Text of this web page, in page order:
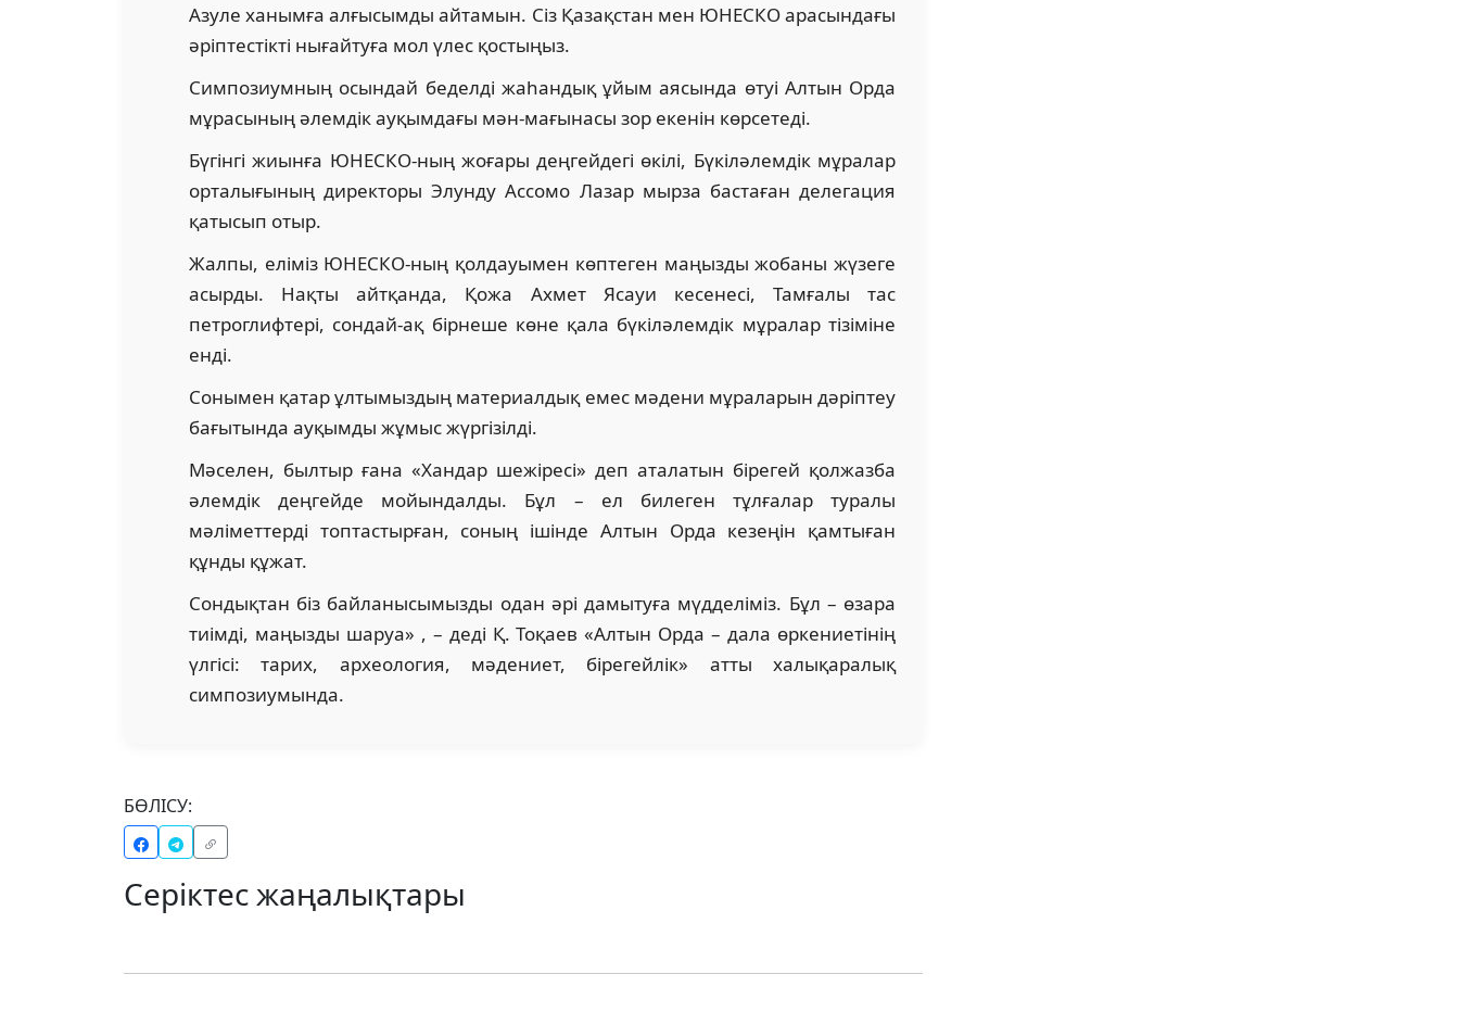
Азуле ханымға алғысымды айтамын. Сіз Қазақстан мен ЮНЕСКО арасындағы
әріптестікті нығайтуға мол үлес қостыңыз.
Симпозиумның осындай беделді жаһандық ұйым аясында өтуі Алтын Орда
мұрасының әлемдік ауқымдағы мән-мағынасы зор екенін көрсетеді.
Бүгінгі жиынға ЮНЕСКО-ның жоғары деңгейдегі өкілі, Бүкіләлемдік мұралар
орталығының директоры Элунду Ассомо Лазар мырза бастаған делегация
қатысып отыр.
Жалпы, еліміз ЮНЕСКО-ның қолдауымен көптеген маңызды жобаны жүзеге
асырды. Нақты айтқанда, Қожа Ахмет Ясауи кесенесі, Тамғалы тас
петроглифтері, сондай-ақ бірнеше көне қала бүкіләлемдік мұралар тізіміне
енді.
Сонымен қатар ұлтымыздың материалдық емес мәдени мұраларын дәріптеу
бағытында ауқымды жұмыс жүргізілді.
Мәселен, былтыр ғана «Хандар шежіресі» деп аталатын бірегей қолжазба
әлемдік деңгейде мойындалды. Бұл – ел билеген тұлғалар туралы
мәліметтерді топтастырған, соның ішінде Алтын Орда кезеңін қамтыған
құнды құжат.
Сондықтан біз байланысымызды одан әрі дамытуға мүдделіміз. Бұл – өзара
тиімді, маңызды шаруа» , – деді Қ. Тоқаев «Алтын Орда – дала өркениетінің
үлгісі: тарих, археология, мәдениет, бірегейлік» атты халықаралық
симпозиумында.
БӨЛІСУ:
Серіктес жаңалықтары